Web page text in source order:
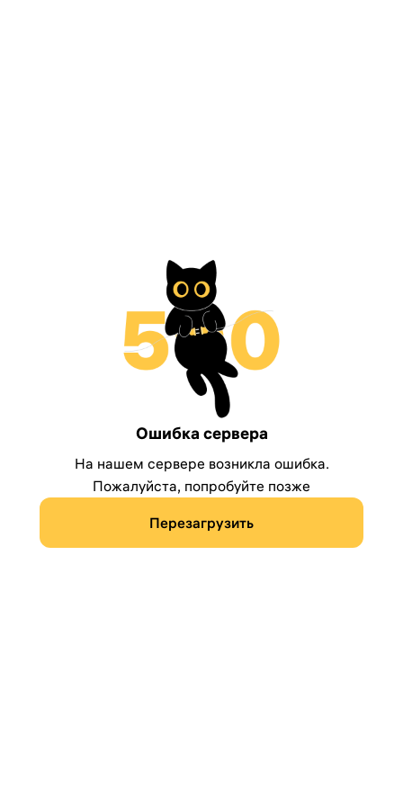
Ошибка сервера
На нашем сервере возникла ошибка.
Пожалуйста, попробуйте позже
Перезагрузить